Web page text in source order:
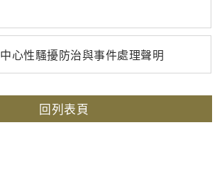
心性騷擾防治與事件處理聲明
回列表頁